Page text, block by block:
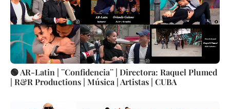
🟢 AR-Latin | ¨Confidencia¨ | Directora: Raquel Plumed
| R&R Productions | Música | Artistas | CUBA